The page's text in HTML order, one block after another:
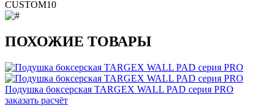
ПОХОЖИЕ ТОВАРЫ
Подушка боксерская TARGEX WALL PAD серия PRO
заказать расчёт